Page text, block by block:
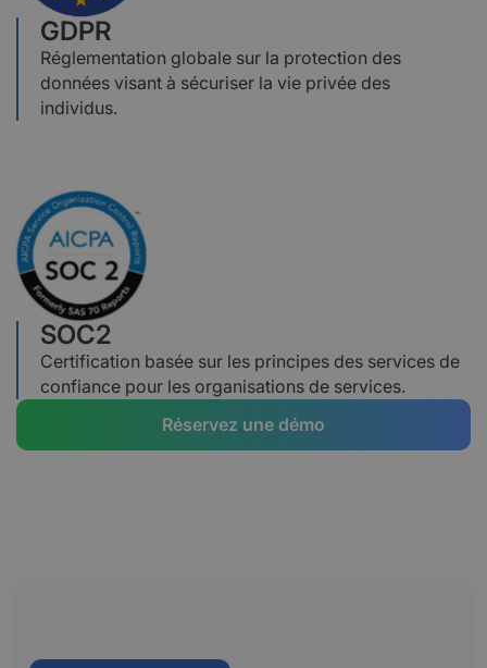
GDPR
Réglementation globale sur la protection des
données visant à sécuriser la vie privée des
individus.
SOC2
Certification basée sur les principes des services de
confiance pour les organisations de services.
Réservez une démo